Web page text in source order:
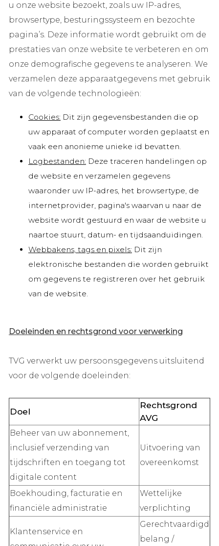
u onze website bezoekt, zoals uw IP-adres,
browsertype, besturingssysteem en bezochte
pagina’s. Deze informatie wordt gebruikt om de
prestaties van onze website te verbeteren en om
onze demografische gegevens te analyseren. We
verzamelen deze apparaatgegevens met gebruik
van de volgende technologieën:
Cookies: Dit zijn gegevensbestanden die op
uw apparaat of computer worden geplaatst en
vaak een anonieme unieke id bevatten.
Logbestanden: Deze traceren handelingen op
de website en verzamelen gegevens
waaronder uw IP-adres, het browsertype, de
internetprovider, pagina's waarvan u naar de
website wordt gestuurd en waar de website u
naartoe stuurt, datum- en tijdsaanduidingen.
Webbakens, tags en pixels: Dit zijn
elektronische bestanden die worden gebruikt
om gegevens te registreren over het gebruik
van de website.
Doeleinden en rechtsgrond voor verwerking
TVG verwerkt uw persoonsgegevens uitsluitend
voor de volgende doeleinden:
Doel
Rechtsgrond
AVG
Beheer van uw abonnement,
inclusief verzending van
tijdschriften en toegang tot
digitale content
Uitvoering van
overeenkomst
Boekhouding, facturatie en
financiële administratie
Wettelijke
verplichting
Klantenservice en
Gerechtvaardigd
belang /